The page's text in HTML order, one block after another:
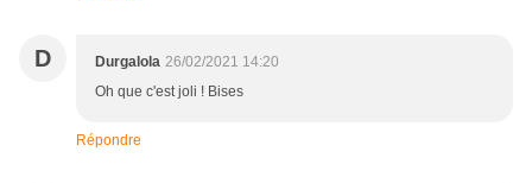
D Durgalola 26/02/2021 14:20
Oh que c'est joli ! Bises
Répondre